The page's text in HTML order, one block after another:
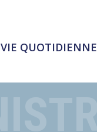
VIE QUOTIDIENNE